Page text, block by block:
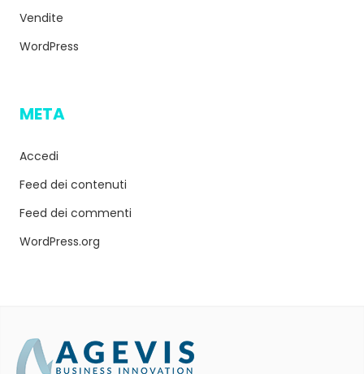
Vendite
WordPress
META
Accedi
Feed dei contenuti
Feed dei commenti
WordPress.org